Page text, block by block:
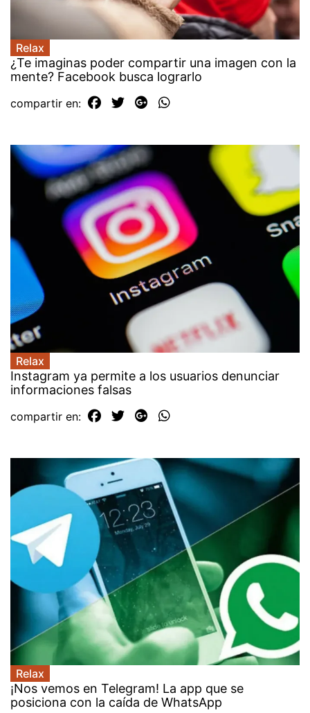
Relax
¿Te imaginas poder compartir una imagen con la
mente? Facebook busca lograrlo
compartir en:
Relax
Instagram ya permite a los usuarios denunciar
informaciones falsas
compartir en:
Relax
¡Nos vemos en Telegram! La app que se
posiciona con la caída de WhatsApp